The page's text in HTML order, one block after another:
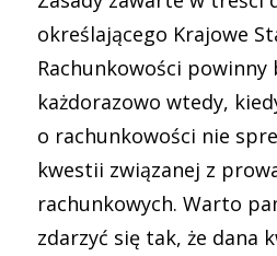
określającego Krajowe
Rachunkowości powinny
każdorazowo wtedy,
o rachunkowości nie
kwestii związanej z
rachunkowych. Warto
zdarzyć się tak, że dana